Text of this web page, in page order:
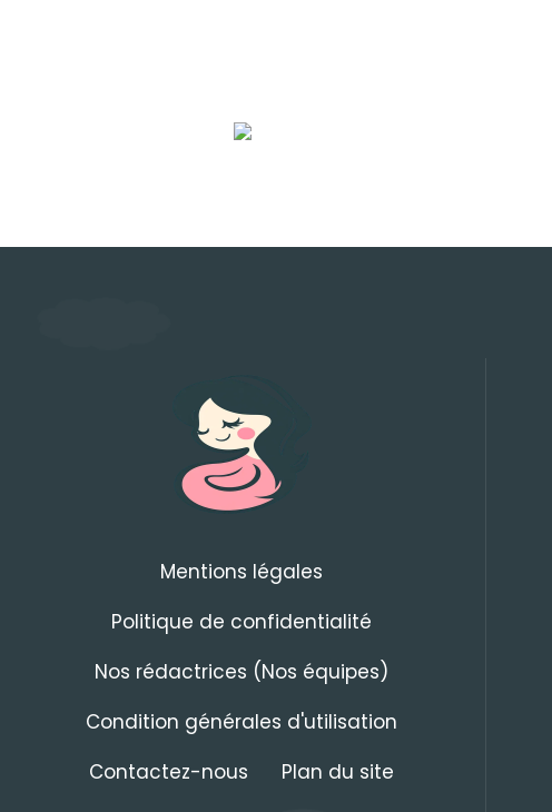
Mentions légales
Politique de confidentialité
Nos rédactrices (Nos équipes)
Condition générales d'utilisation
Contactez-nous
Plan du site